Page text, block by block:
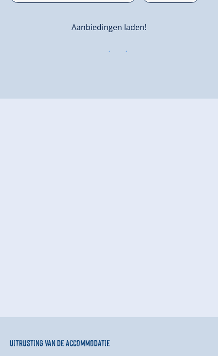
Aanbiedingen laden!
Uitrusting van de accommodatie